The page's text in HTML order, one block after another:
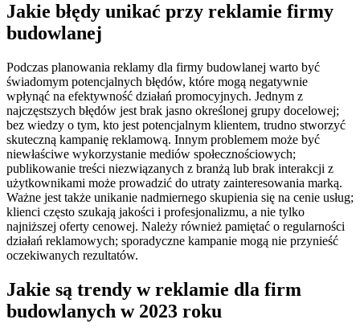
Jakie błędy unikać przy reklamie firmy
budowlanej
Podczas planowania reklamy dla firmy budowlanej warto być
świadomym potencjalnych błędów, które mogą negatywnie
wpłynąć na efektywność działań promocyjnych. Jednym z
najczęstszych błędów jest brak jasno określonej grupy docelowej;
bez wiedzy o tym, kto jest potencjalnym klientem, trudno stworzyć
skuteczną kampanię reklamową. Innym problemem może być
niewłaściwe wykorzystanie mediów społecznościowych;
publikowanie treści niezwiązanych z branżą lub brak interakcji z
użytkownikami może prowadzić do utraty zainteresowania marką.
Ważne jest także unikanie nadmiernego skupienia się na cenie usług;
klienci często szukają jakości i profesjonalizmu, a nie tylko
najniższej oferty cenowej. Należy również pamiętać o regularności
działań reklamowych; sporadyczne kampanie mogą nie przynieść
oczekiwanych rezultatów.
Jakie są trendy w reklamie dla firm
budowlanych w 2023 roku